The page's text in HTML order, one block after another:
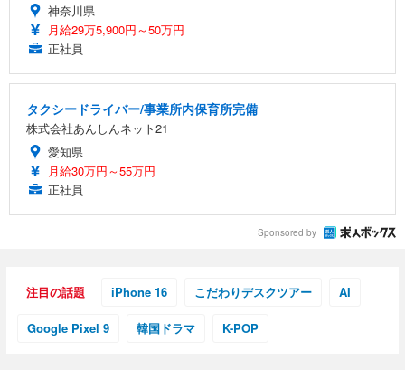
神奈川県
月給29万5,900円～50万円
正社員
タクシードライバー/事業所内保育所完備
株式会社あんしんネット21
愛知県
月給30万円～55万円
正社員
Sponsored by
注目の話題 iPhone 16 こだわりデスクツアー AI
Google Pixel 9 韓国ドラマ K-POP